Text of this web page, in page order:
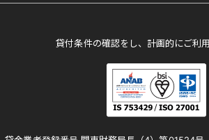
貸付条件の確認をし、計画的にご利用